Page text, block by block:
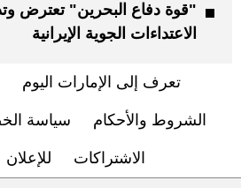
"قوة دفاع البحرين" تعترض
الاعتداءات الجوية الإيرانية
تعرف إلى الإمارات اليوم
الشروط والأحكام سياسة
الاشتراكات للإعلان